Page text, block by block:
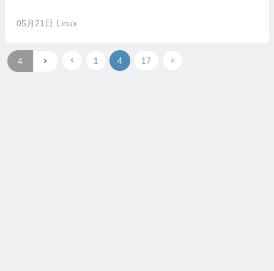
05月21日 Linux
1 4 17